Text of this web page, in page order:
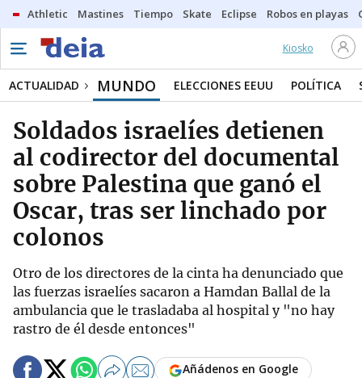
Athletic Mastines Tiempo Skate Eclipse Robos en playas
Kiosko
ACTUALIDAD MUNDO ELECCIONES EEUU POLÍTICA
Soldados israelíes detienen
al codirector del documental
sobre Palestina que ganó el
Oscar, tras ser linchado por
colonos
Otro de los directores de la cinta ha denunciado que
las fuerzas israelíes sacaron a Hamdan Ballal de la
ambulancia que le trasladaba al hospital y "no hay
rastro de él desde entonces"
Añádenos en Google